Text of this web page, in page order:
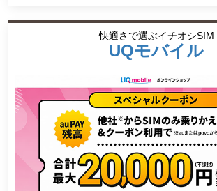
快適さで選ぶイチオシSIM
UQモバイル